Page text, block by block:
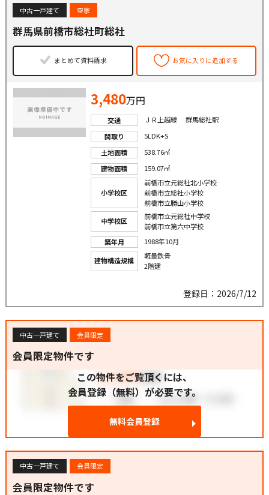
中古一戸建て 空家
群馬県前橋市総社町総社
まとめて資料請求 お気に入りに追加する
3,480万円
交通
ＪＲ上越線 群馬総社駅
間取り
5LDK+S
土地面積
538.76㎡
建物面積
159.07㎡
小学校区
前橋市立元総社北小学校
前橋市立総社小学校
前橋市立勝山小学校
中学校区
前橋市立元総社中学校
前橋市立第六中学校
築年月
1988年10月
建物構造規模
軽量鉄骨
2階建
登録日：2026/7/12
中古一戸建て 会員限定
会員限定物件です
この物件をご覧頂くには、
会員登録（無料）が必要です。
無料会員登録
中古一戸建て 会員限定
会員限定物件です